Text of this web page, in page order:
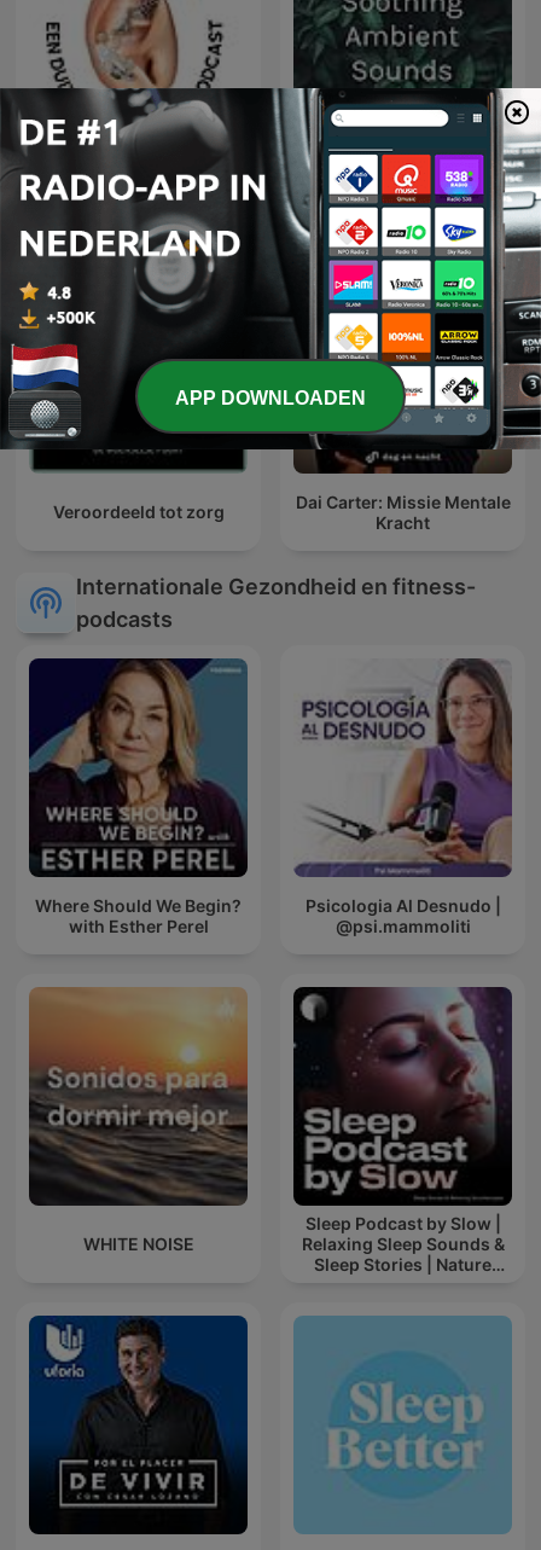
Meniere Mannen, een
duizelingwekkende
podcast
Soothing Ambient Sounds
Veroordeeld tot zorg
Dai Carter: Missie Mentale
Kracht
Internationale Gezondheid en fitness-
podcasts
Where Should We Begin?
with Esther Perel
Psicologia Al Desnudo |
@psi.mammoliti
WHITE NOISE
Sleep Podcast by Slow |
Relaxing Sleep Sounds &
Sleep Stories | Nature
APP DOWNLOADEN